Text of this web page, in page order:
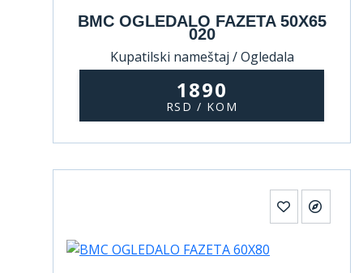
BMC OGLEDALO FAZETA 50X65
020
Kupatilski nameštaj / Ogledala
1890
RSD / KOM